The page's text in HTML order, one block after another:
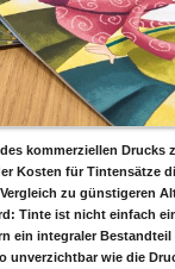
kommerziellen Drucks
Kosten für Tintensätze
zu günstigeren
Tinte ist nicht einfach
ein integraler Bestandteil
unverzichtbar wie die